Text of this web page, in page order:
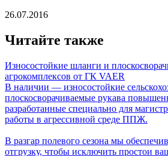
26.07.2016
Читайте также
Износостойкие шланги и
агрокомплексов от ГК VAER
В наличии — износостойкие
плоскосворачиваемые рукава
разработанные специально для
работы в агрессивной среде ППЖ.
В разгар полевого сезона мы
отгрузку, чтобы исключить простои